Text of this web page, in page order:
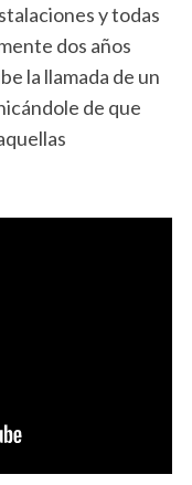
y todas
dos años
la llamada de un
de que